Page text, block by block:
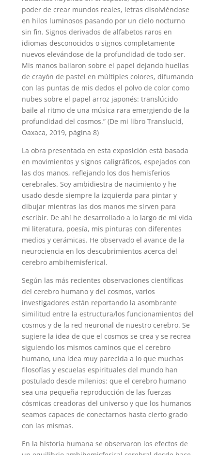
poder de crear mundos reales, letras disolviéndose
en hilos luminosos pasando por un cielo nocturno
sin fin. Signos derivados de alfabetos raros en
idiomas desconocidos o signos completamente
nuevos elevándose de la profundidad de todo ser.
Mis manos bailaron sobre el papel dejando huellas
de crayón de pastel en múltiples colores, difumando
con las puntas de mis dedos el polvo de color como
nubes sobre el papel arroz japonés: translúcido
baile al ritmo de una música rara emergiendo de la
profundidad del cosmos.” (De mi libro Translucid,
Oaxaca, 2019, página 8)
La obra presentada en esta exposición está basada
en movimientos y signos caligráficos, espejados con
las dos manos, reflejando los dos hemisferios
cerebrales. Soy ambidiestra de nacimiento y he
usado desde siempre la izquierda para pintar y
dibujar mientras las dos manos me sirven para
escribir. De ahí he desarrollado a lo largo de mi vida
mi literatura, poesía, mis pinturas con diferentes
medios y cerámicas. He observado el avance de la
neurociencia en los descubrimientos acerca del
cerebro ambihemisferical.
Según las más recientes observaciones científicas
del cerebro humano y del cosmos, varios
investigadores están reportando la asombrante
similitud entre la estructura/los funcionamientos del
cosmos y de la red neuronal de nuestro cerebro. Se
sugiere la idea de que el cosmos se crea y se recrea
siguiendo los mismos caminos que el cerebro
humano, una idea muy parecida a lo que muchas
filosofías y escuelas espirituales del mundo han
postulado desde milenios: que el cerebro humano
sea una pequeña reproducción de las fuerzas
cósmicas creadoras del universo y que los humanos
seamos capaces de conectarnos hasta cierto grado
con las mismas.
En la historia humana se observaron los efectos de